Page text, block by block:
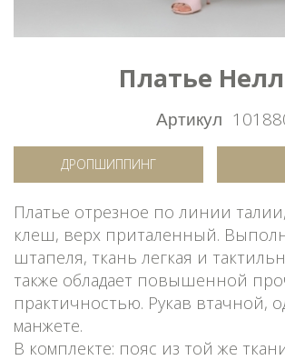
Платье
Артикул
ДРОПШИППИНГ
Платье отрезное по линии
клеш, верх приталенный.
штапеля, ткань легкая и
также обладает повышенной
практичностью. Рукав втачной,
манжете.
В комплекте: пояс из той же